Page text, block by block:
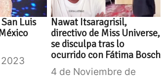
Luis
Nawat Itsaragrisil,
directivo de Miss Universe,
se disculpa tras lo
ocurrido con Fátima Bosch
4 de Noviembre de